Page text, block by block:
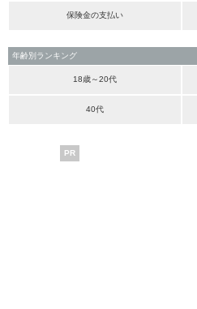
保険金の支払い
年齢別ランキング
18歳～20代
40代
PR